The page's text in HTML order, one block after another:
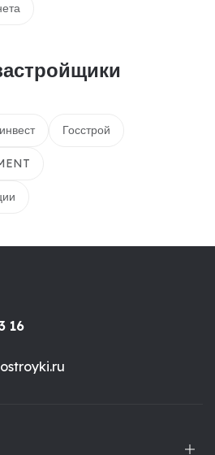
Госстрой
16